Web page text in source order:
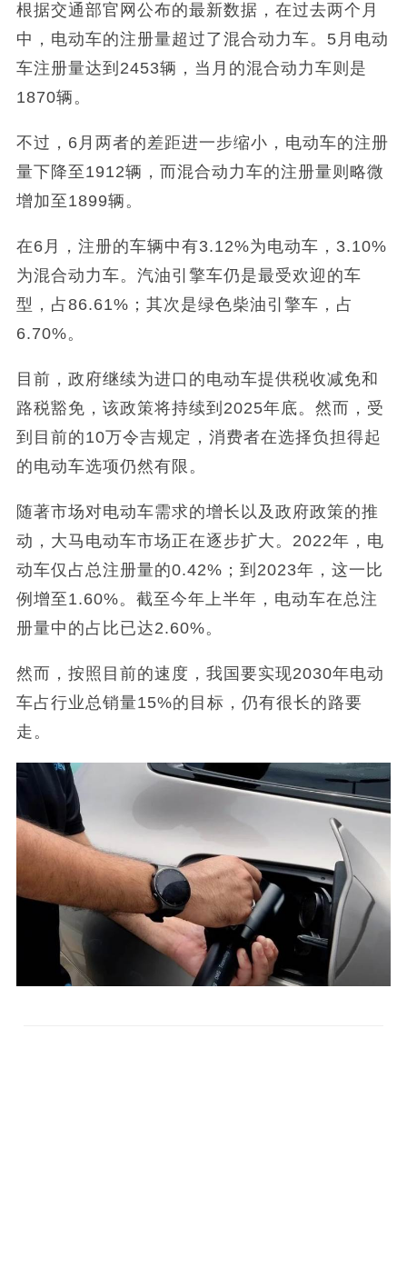
根据交通部官网公布的最新数据，在过去两个月
中，电动车的注册量超过了混合动力车。5月电动
车注册量达到2453辆，当月的混合动力车则是
1870辆。
不过，6月两者的差距进一步缩小，电动车的注册
量下降至1912辆，而混合动力车的注册量则略微
增加至1899辆。
在6月，注册的车辆中有3.12%为电动车，3.10%
为混合动力车。汽油引擎车仍是最受欢迎的车
型，占86.61%；其次是绿色柴油引擎车，占
6.70%。
目前，政府继续为进口的电动车提供税收减免和
路税豁免，该政策将持续到2025年底。然而，受
到目前的10万令吉规定，消费者在选择负担得起
的电动车选项仍然有限。
随著市场对电动车需求的增长以及政府政策的推
动，大马电动车市场正在逐步扩大。2022年，电
动车仅占总注册量的0.42%；到2023年，这一比
例增至1.60%。截至今年上半年，电动车在总注
册量中的占比已达2.60%。
然而，按照目前的速度，我国要实现2030年电动
车占行业总销量15%的目标，仍有很长的路要
走。